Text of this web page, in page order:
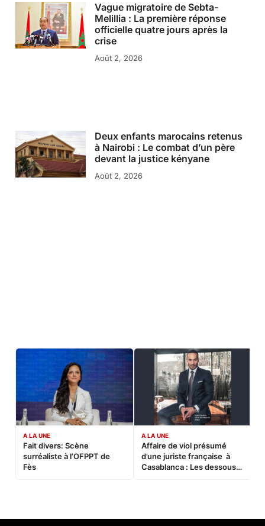
Vague migratoire de Sebta-
Melillia : La première réponse
officielle quatre jours après la
crise
Août 2, 2026
Deux enfants marocains retenus
à Nairobi : Le combat d’un père
devant la justice kényane
Août 2, 2026
A LA UNE
Fait divers: Scène
surréaliste à l’OFPPT de
Fès
A LA UNE
Affaire de viol présumé
d’une juriste française à
Casablanca : Les dessous